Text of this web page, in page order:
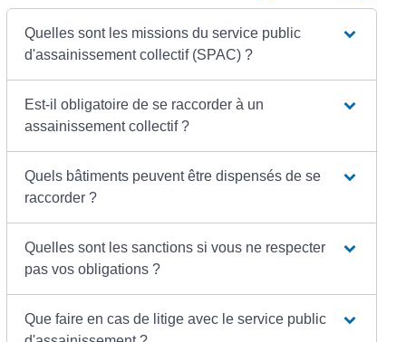
Quelles sont les missions du service public
d'assainissement collectif (SPAC) ?
Est-il obligatoire de se raccorder à un
assainissement collectif ?
Quels bâtiments peuvent être dispensés de se
raccorder ?
Quelles sont les sanctions si vous ne respecter
pas vos obligations ?
Que faire en cas de litige avec le service public